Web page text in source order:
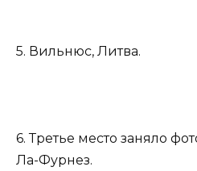
5. Вильнюс, Литва.
6. Третье место заняло
Ла-Фурнез.